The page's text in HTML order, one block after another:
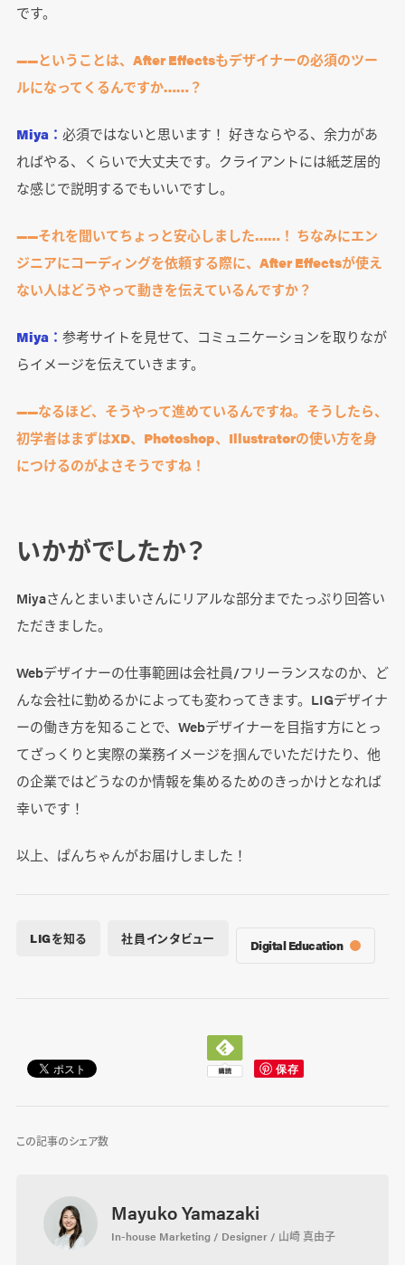
です。
――ということは、After Effectsもデザイナーの必須のツー
ルになってくるんですか……？
Miya： 必須ではないと思います！ 好きならやる、余力があ
ればやる、くらいで大丈夫です。クライアントには紙芝居的
な感じで説明するでもいいですし。
――それを聞いてちょっと安心しました……！ ちなみにエン
ジニアにコーディングを依頼する際に、After Effectsが使え
ない人はどうやって動きを伝えているんですか？
Miya： 参考サイトを見せて、コミュニケーションを取りなが
らイメージを伝えていきます。
――なるほど、そうやって進めているんですね。そうしたら、
初学者はまずはXD、Photoshop、Illustratorの使い方を身
につけるのがよさそうですね！
いかがでしたか？
Miyaさんとまいまいさんにリアルな部分までたっぷり回答い
ただきました。
Webデザイナーの仕事範囲は会社員/フリーランスなのか、ど
んな会社に勤めるかによっても変わってきます。LIGデザイナ
ーの働き方を知ることで、Webデザイナーを目指す方にとっ
てざっくりと実際の業務イメージを掴んでいただけたり、他
の企業ではどうなのか情報を集めるためのきっかけとなれば
幸いです！
以上、ぱんちゃんがお届けしました！
LIGを知る 社員インタビュー Digital Education
この記事のシェア数
Mayuko Yamazaki
In-house Marketing / Designer / 山崎 真由子